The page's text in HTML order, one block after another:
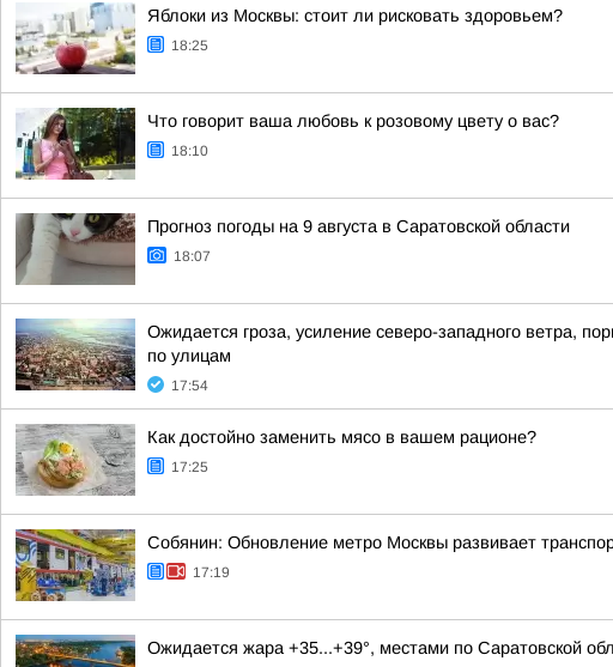
Яблоки из Москвы: стоит ли рисковать здоровьем?
18:25
Что говорит ваша любовь к розовому цвету о вас?
18:10
Прогноз погоды на 9 августа в Саратовской области
18:07
Ожидается гроза, усиление северо-западного ветра,
по улицам
17:54
Как достойно заменить мясо в вашем рационе?
17:25
Собянин: Обновление метро Москвы развивает
17:19
Ожидается жара +35...+39°, местами по Саратовской